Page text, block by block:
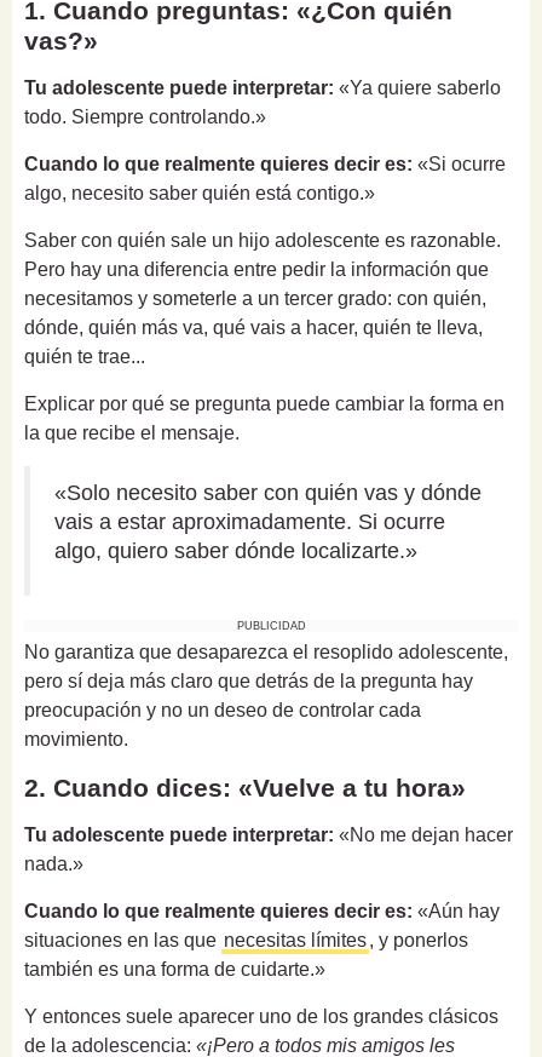
1. Cuando preguntas: «¿Con quién
vas?»
Tu adolescente puede interpretar: «Ya quiere saberlo
todo. Siempre controlando.»
Cuando lo que realmente quieres decir es: «Si ocurre
algo, necesito saber quién está contigo.»
Saber con quién sale un hijo adolescente es razonable.
Pero hay una diferencia entre pedir la información que
necesitamos y someterle a un tercer grado: con quién,
dónde, quién más va, qué vais a hacer, quién te lleva,
quién te trae...
Explicar por qué se pregunta puede cambiar la forma en
la que recibe el mensaje.
«Solo necesito saber con quién vas y dónde
vais a estar aproximadamente. Si ocurre
algo, quiero saber dónde localizarte.»
PUBLICIDAD
No garantiza que desaparezca el resoplido adolescente,
pero sí deja más claro que detrás de la pregunta hay
preocupación y no un deseo de controlar cada
movimiento.
2. Cuando dices: «Vuelve a tu hora»
Tu adolescente puede interpretar: «No me dejan hacer
nada.»
Cuando lo que realmente quieres decir es: «Aún hay
situaciones en las que necesitas límites, y ponerlos
también es una forma de cuidarte.»
Y entonces suele aparecer uno de los grandes clásicos
de la adolescencia: «¡Pero a todos mis amigos les